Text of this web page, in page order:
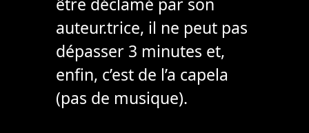
auteur.trice, il ne peut pas
dépasser 3 minutes et,
enfin, c’est de l’a capela
(pas de musique).